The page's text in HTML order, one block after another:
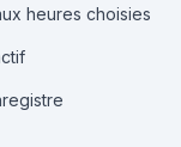
heures choisies